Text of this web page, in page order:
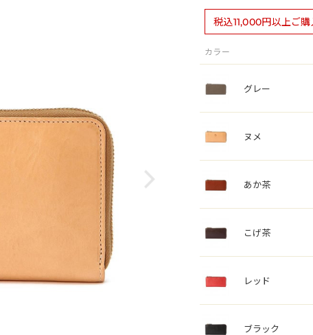
税込11,000円以上ご
カラー
グレー
ヌメ
あか茶
こげ茶
レッド
ブラック